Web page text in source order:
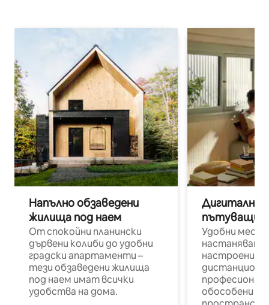
Напълно обзаведени
жилища под наем
От спокойни планински
дървени колиби до удобни
градски апартаменти –
тези обзаведени жилища
под наем имат всички
удобства на дома.
Дигитални
пътуващи
Удобни
настаняване
настроени и
обособени